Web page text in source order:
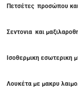
Πετσέτες προσώπου
Σεντονια και
Ισοθερμικη εσωτερικη
Λουκέτα με μακρυ